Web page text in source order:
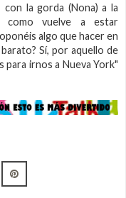
la gorda (Nona) a la
como vuelve a estar
algo que hacer en
Sí, por aquello de
para irnos a Nueva York"